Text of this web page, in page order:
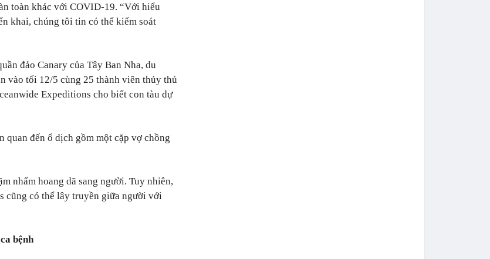
toàn khác với COVID-19. “Với hiểu
khai, chúng tôi tin có thể kiểm soát
đảo Canary của Tây Ban Nha, du
vào tối 12/5 cùng 25 thành viên thủy thủ
Expeditions cho biết con tàu dự
quan đến ổ dịch gồm một cặp vợ chồng
nhấm hoang dã sang người. Tuy nhiên,
cũng có thể lây truyền giữa người với
bệnh